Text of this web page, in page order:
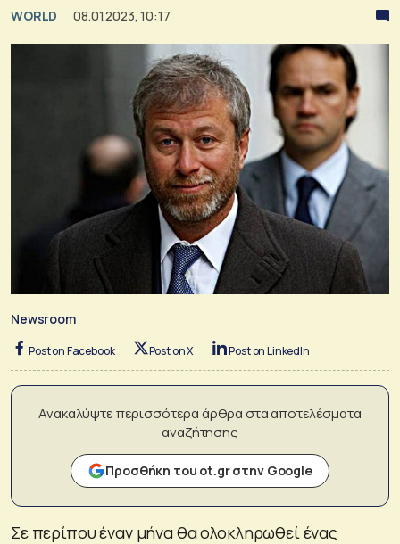
WORLD 08.01.2023, 10:17
Newsroom
Post on Facebook Post on X Post on LinkedIn
Ανακαλύψτε περισσότερα άρθρα στα αποτελέσματα
αναζήτησης
Προσθήκη του ot.gr στην Google
Σε περίπου έναν μήνα θα ολοκληρωθεί ένας